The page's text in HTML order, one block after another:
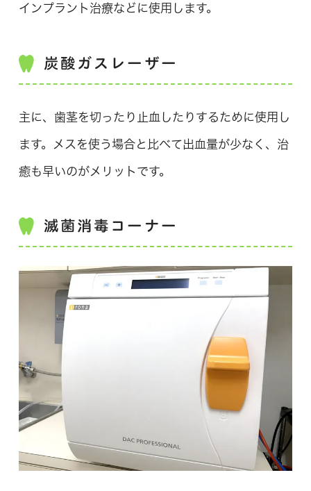
インプラント治療などに使用します。
炭酸ガスレーザー
主に、歯茎を切ったり止血したりするために使用し
ます。メスを使う場合と比べて出血量が少なく、治
癒も早いのがメリットです。
滅菌消毒コーナー